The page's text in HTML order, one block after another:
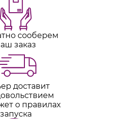
сооберем
заказ
доставит
о правилах
запуска